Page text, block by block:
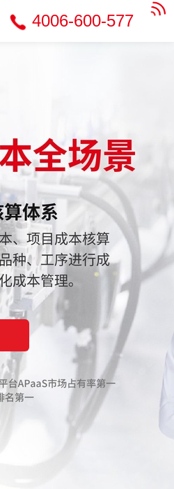
行业解决方案 智能财务
4006-600-577